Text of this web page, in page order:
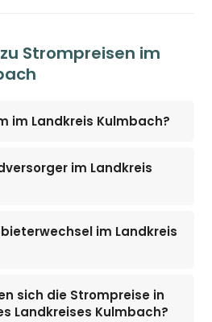
Strompreisen im
im Landkreis Kulmbach?
im Landkreis
im Landkreis
sich die Strompreise in
Landkreises Kulmbach?